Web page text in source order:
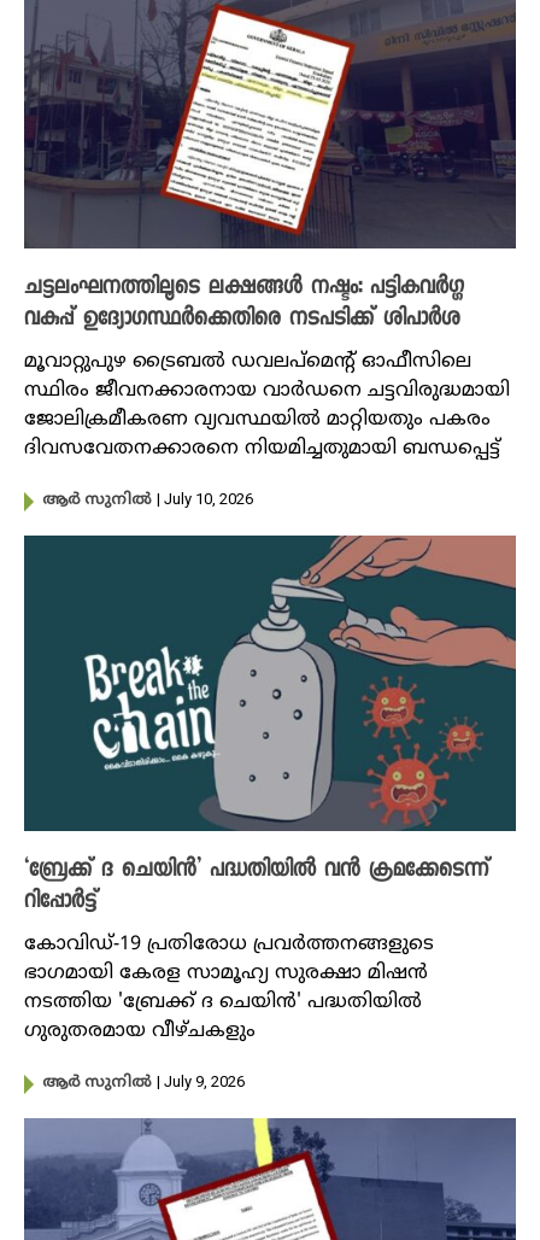
ചട്ടലംഘനത്തിലൂടെ ലക്ഷങ്ങൾ നഷ്ടം: പട്ടികവർഗ്ഗ
വകുപ്പ് ഉദ്യോഗസ്ഥർക്കെതിരെ നടപടിക്ക് ശിപാർശ
മൂവാറ്റുപുഴ ട്രൈബൽ ഡവലപ്മെന്റ് ഓഫീസിലെ
സ്ഥിരം ജീവനക്കാരനായ വാർഡനെ ചട്ടവിരുദ്ധമായി
ജോലിക്രമീകരണ വ്യവസ്ഥയിൽ മാറ്റിയതും പകരം
ദിവസവേതനക്കാരനെ നിയമിച്ചതുമായി ബന്ധപ്പെട്ട്
ആർ സുനിൽ | July 10, 2026
‘ബ്രേക്ക് ദ ചെയിന്‍’ പദ്ധതിയില്‍ വന്‍ ക്രമക്കേടെന്ന്
റിപ്പോര്‍ട്ട്
കോവിഡ്-19 പ്രതിരോധ പ്രവര്‍ത്തനങ്ങളുടെ
ഭാഗമായി കേരള സാമൂഹ്യ സുരക്ഷാ മിഷന്‍
നടത്തിയ 'ബ്രേക്ക് ദ ചെയിന്‍' പദ്ധതിയില്‍
ഗുരുതരമായ വീഴ്ചകളും
ആർ സുനിൽ | July 9, 2026